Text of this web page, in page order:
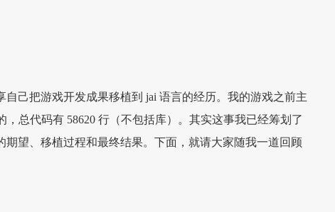
自己把游戏开发成果移植到 jai 语言的经历。我的游戏之前主
，总代码有 58620 行（不包括库）。其实这事我已经筹划了
期望、移植过程和最终结果。下面，就请大家随我一道回顾